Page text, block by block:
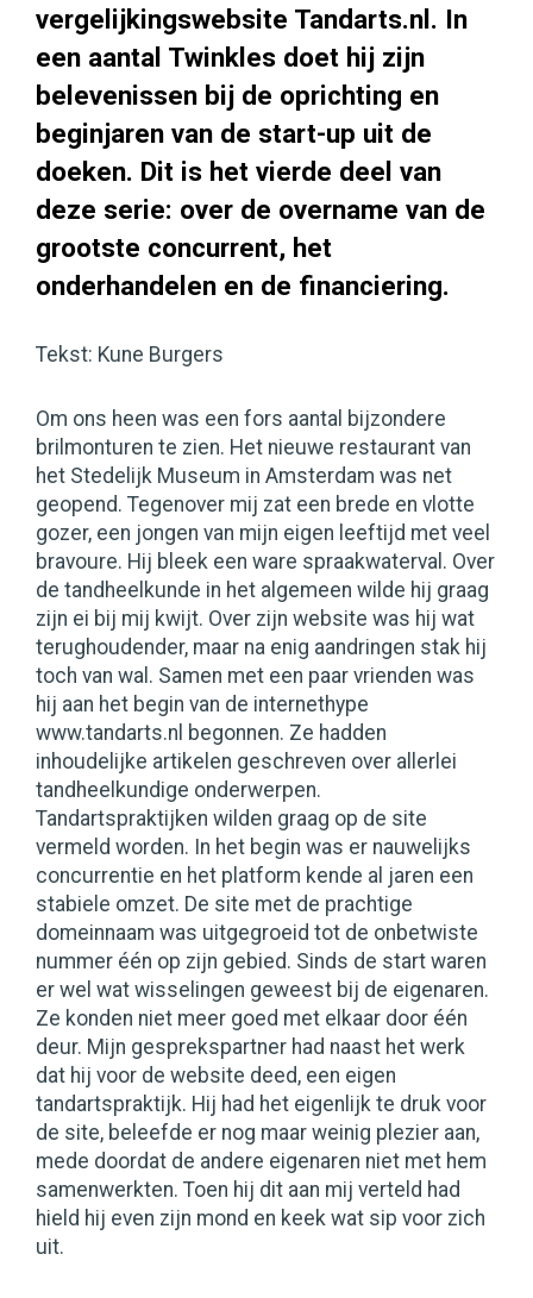
vergelijkingswebsite Tandarts.nl. In
een aantal Twinkles doet hij zijn
belevenissen bij de oprichting en
beginjaren van de start-up uit de
doeken. Dit is het vierde deel van
deze serie: over de overname van de
grootste concurrent, het
onderhandelen en de financiering.
Tekst: Kune Burgers
Om ons heen was een fors aantal bijzondere
brilmonturen te zien. Het nieuwe restaurant van
het Stedelijk Museum in Amsterdam was net
geopend. Tegenover mij zat een brede en vlotte
gozer, een jongen van mijn eigen leeftijd met veel
bravoure. Hij bleek een ware spraakwaterval. Over
de tandheelkunde in het algemeen wilde hij graag
zijn ei bij mij kwijt. Over zijn website was hij wat
terughoudender, maar na enig aandringen stak hij
toch van wal. Samen met een paar vrienden was
hij aan het begin van de internethype
www.tandarts.nl begonnen. Ze hadden
inhoudelijke artikelen geschreven over allerlei
tandheelkundige onderwerpen.
Tandartspraktijken wilden graag op de site
vermeld worden. In het begin was er nauwelijks
concurrentie en het platform kende al jaren een
stabiele omzet. De site met de prachtige
domeinnaam was uitgegroeid tot de onbetwiste
nummer één op zijn gebied. Sinds de start waren
er wel wat wisselingen geweest bij de eigenaren.
Ze konden niet meer goed met elkaar door één
deur. Mijn gesprekspartner had naast het werk
dat hij voor de website deed, een eigen
tandartspraktijk. Hij had het eigenlijk te druk voor
de site, beleefde er nog maar weinig plezier aan,
mede doordat de andere eigenaren niet met hem
samenwerkten. Toen hij dit aan mij verteld had
hield hij even zijn mond en keek wat sip voor zich
uit.